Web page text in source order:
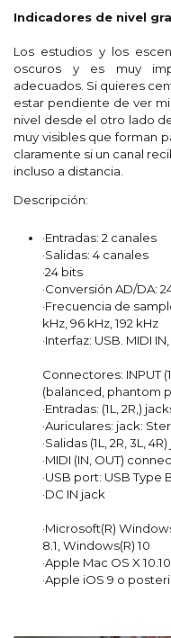
Indicadores de nivel
Los estudios y los
oscuros y es muy
adecuados. Si quieres
estar pendiente de ver
nivel desde el otro lado
muy visibles que forman
claramente si un canal
incluso a distancia.
Descripción:
·Entradas: 2 canales
·Salidas: 4 canales
·24 bits
·Conversión AD/DA:
·Frecuencia de
kHz, 96 kHz, 192 kHz
·Interfaz: USB. MIDI
Connectores: INPUT
(balanced, phantom
·Entradas: (1L, 2R,)
·Auriculares: jack:
·Salidas (1L, 2R, 3L,
·MIDI (IN, OUT)
·USB port: USB Type
·DC IN jack
·Microsoft(R)
8.1, Windows(R) 10
·Apple Mac OS X
·Apple iOS 9 o